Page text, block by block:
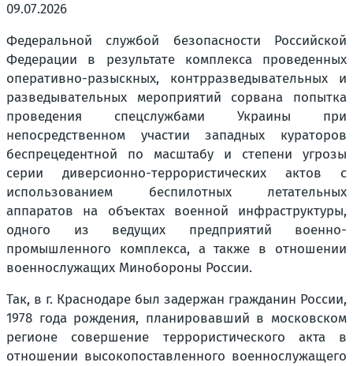
09.07.2026
Федеральной службой безопасности Российской
Федерации в результате комплекса проведенных
оперативно-разыскных, контрразведывательных и
разведывательных мероприятий сорвана попытка
проведения спецслужбами Украины при
непосредственном участии западных кураторов
беспрецедентной по масштабу и степени угрозы
серии диверсионно-террористических актов с
использованием беспилотных летательных
аппаратов на объектах военной инфраструктуры,
одного из ведущих предприятий военно-
промышленного комплекса, а также в отношении
военнослужащих Минобороны России.
Так, в г. Краснодаре был задержан гражданин России,
1978 года рождения, планировавший в московском
регионе совершение террористического акта в
отношении высокопоставленного военнослужащего